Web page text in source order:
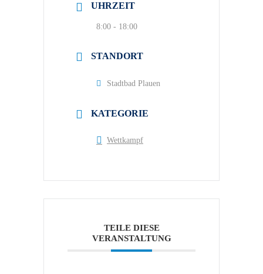
UHRZEIT
8:00 - 18:00
STANDORT
Stadtbad Plauen
KATEGORIE
Wettkampf
TEILE DIESE
VERANSTALTUNG